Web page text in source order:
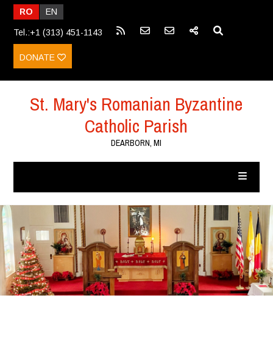
RO EN
Tel.:+1 (313) 451-1143
DONATE
St. Mary's Romanian Byzantine
Catholic Parish
DEARBORN, MI